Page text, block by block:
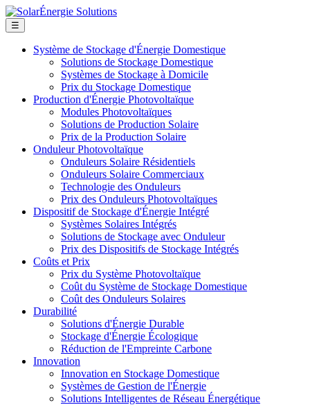
☰
Système de Stockage d'Énergie Domestique
Solutions de Stockage Domestique
Systèmes de Stockage à Domicile
Prix du Stockage Domestique
Production d'Énergie Photovoltaïque
Modules Photovoltaïques
Solutions de Production Solaire
Prix de la Production Solaire
Onduleur Photovoltaïque
Onduleurs Solaire Résidentiels
Onduleurs Solaire Commerciaux
Technologie des Onduleurs
Prix des Onduleurs Photovoltaïques
Dispositif de Stockage d'Énergie Intégré
Systèmes Solaires Intégrés
Solutions de Stockage avec Onduleur
Prix des Dispositifs de Stockage Intégrés
Coûts et Prix
Prix du Système Photovoltaïque
Coût du Système de Stockage Domestique
Coût des Onduleurs Solaires
Durabilité
Solutions d'Énergie Durable
Stockage d'Énergie Écologique
Réduction de l'Empreinte Carbone
Innovation
Innovation en Stockage Domestique
Systèmes de Gestion de l'Énergie
Solutions Intelligentes de Réseau Énergétique